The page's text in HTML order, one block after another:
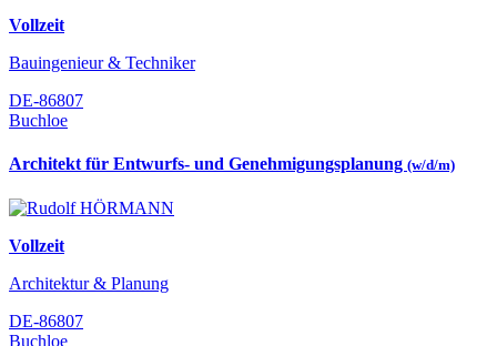
Vollzeit
Bauingenieur & Techniker
DE-86807
Buchloe
Architekt für Entwurfs- und Genehmigungsplanung (w/d/m)
Vollzeit
Architektur & Planung
DE-86807
Buchloe